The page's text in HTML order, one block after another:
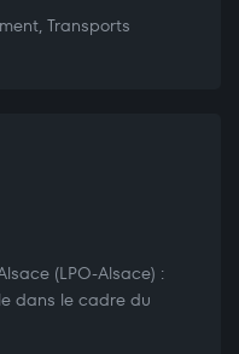
Transports
(LPO-Alsace) :
dans le cadre du